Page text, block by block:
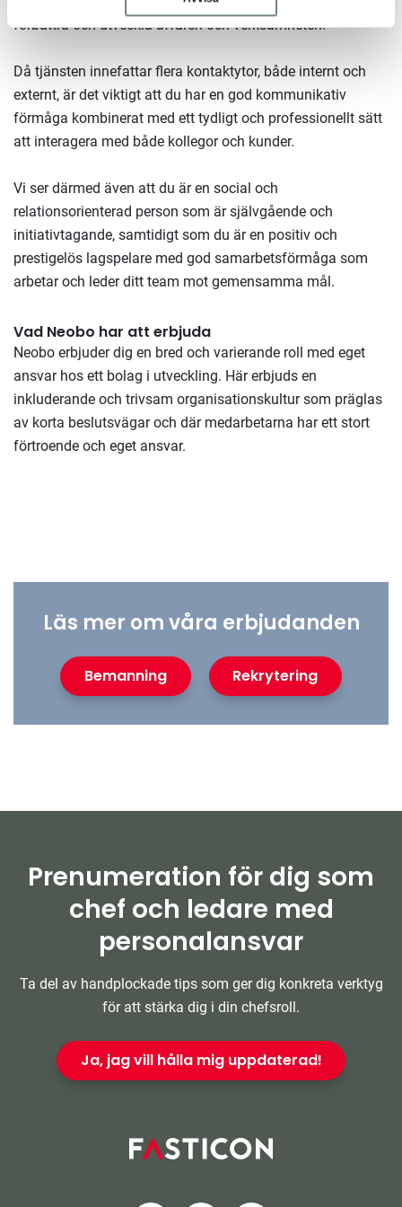
förbättra och utveckla affären och verksamheten.
Då tjänsten innefattar flera kontaktytor, både internt och
externt, är det viktigt att du har en god kommunikativ
förmåga kombinerat med ett tydligt och professionellt sätt
att interagera med både kollegor och kunder.
Vi ser därmed även att du är en social och
relationsorienterad person som är självgående och
initiativtagande, samtidigt som du är en positiv och
prestigelös lagspelare med god samarbetsförmåga som
arbetar och leder ditt team mot gemensamma mål.
Vad Neobo har att erbjuda
Neobo erbjuder dig en bred och varierande roll med eget
ansvar hos ett bolag i utveckling. Här erbjuds en
inkluderande och trivsam organisationskultur som präglas
av korta beslutsvägar och där medarbetarna har ett stort
förtroende och eget ansvar.
Läs mer om våra erbjudanden
Bemanning Rekrytering
Prenumeration för dig som
chef och ledare med
personalansvar
Ta del av handplockade tips som ger dig konkreta verktyg
för att stärka dig i din chefsroll.
Ja, jag vill hålla mig uppdaterad!